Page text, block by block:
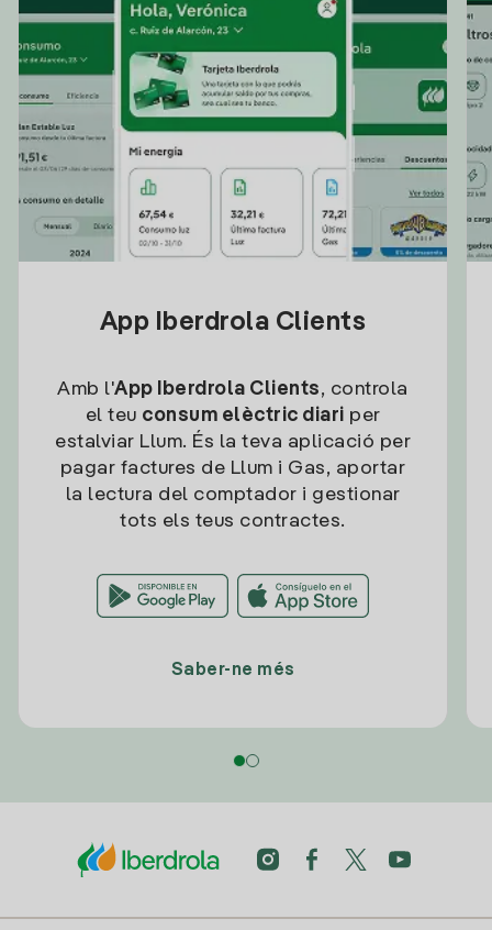
App Iberdrola Clients
Amb l'App Iberdrola Clients, controla
el teu consum elèctric diari per
estalviar Llum. És la teva aplicació per
pagar factures de Llum i Gas, aportar
la lectura del comptador i gestionar
tots els teus contractes.
Saber-ne més